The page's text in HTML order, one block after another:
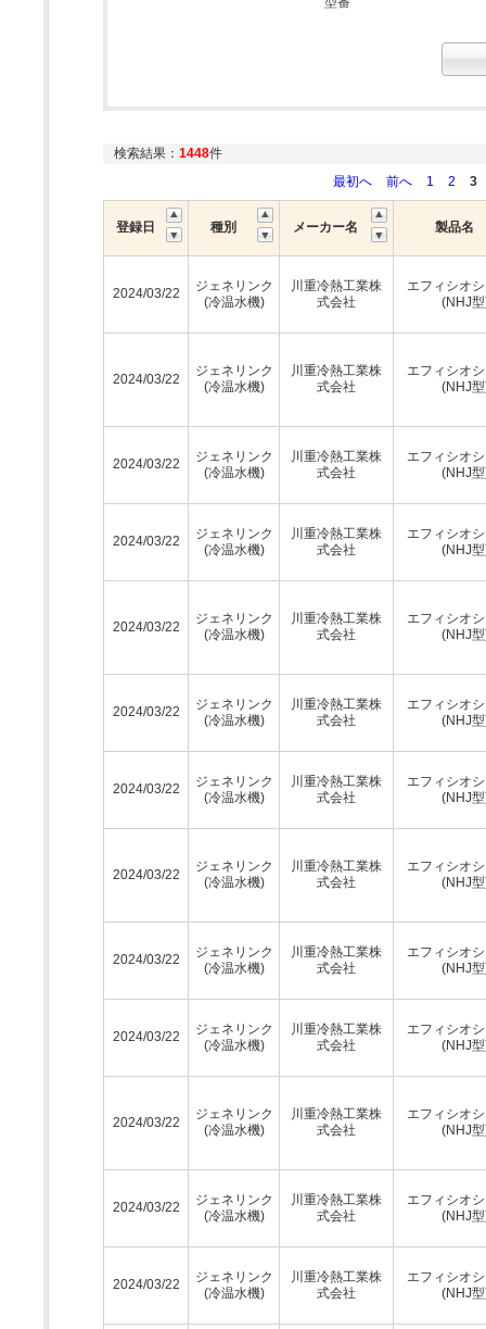
検索結果： 1448件
最初へ
前へ 1 2 3
登録日 種別 メーカー名 製品名
2024/03/22
ジェネリンク
(冷温水機)
川重冷熱工業株
式会社
エフィシオ
(NHJ
2024/03/22
ジェネリンク
(冷温水機)
川重冷熱工業株
式会社
エフィシオ
(NHJ
2024/03/22
ジェネリンク
(冷温水機)
川重冷熱工業株
式会社
エフィシオ
(NHJ
2024/03/22
ジェネリンク
(冷温水機)
川重冷熱工業株
式会社
エフィシオ
(NHJ
2024/03/22
ジェネリンク
(冷温水機)
川重冷熱工業株
式会社
エフィシオ
(NHJ
2024/03/22
ジェネリンク
(冷温水機)
川重冷熱工業株
式会社
エフィシオ
(NHJ
2024/03/22
ジェネリンク
(冷温水機)
川重冷熱工業株
式会社
エフィシオ
(NHJ
2024/03/22
ジェネリンク
(冷温水機)
川重冷熱工業株
式会社
エフィシオ
(NHJ
2024/03/22
ジェネリンク
(冷温水機)
川重冷熱工業株
式会社
エフィシオ
(NHJ
2024/03/22
ジェネリンク
(冷温水機)
川重冷熱工業株
式会社
エフィシオ
(NHJ
2024/03/22
ジェネリンク
(冷温水機)
川重冷熱工業株
式会社
エフィシオ
(NHJ
2024/03/22
ジェネリンク
(冷温水機)
川重冷熱工業株
式会社
エフィシオ
(NHJ
2024/03/22
ジェネリンク
(冷温水機)
川重冷熱工業株
式会社
エフィシオ
(NHJ